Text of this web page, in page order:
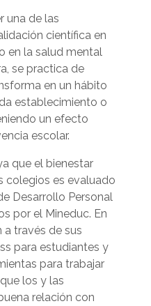
una de las
científica en
en la salud mental
se practica de
en un hábito
establecimiento o
un efecto
escolar.
que el bienestar
colegios es evaluado
Desarrollo Personal
por el Mineduc. En
a través de sus
para estudiantes y
para trabajar
los y las
relación con